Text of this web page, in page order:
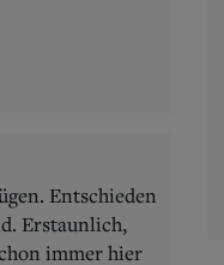
Entschieden
Erstaunlich,
immer hier